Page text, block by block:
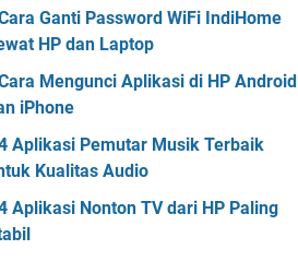
Ganti Password WiFi IndiHome
HP dan Laptop
Mengunci Aplikasi di HP Android
iPhone
Aplikasi Pemutar Musik Terbaik
Kualitas Audio
Aplikasi Nonton TV dari HP Paling